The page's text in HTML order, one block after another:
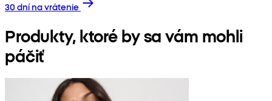
30 dní na vrátenie
Produkty, ktoré by sa vám mohli
páčiť